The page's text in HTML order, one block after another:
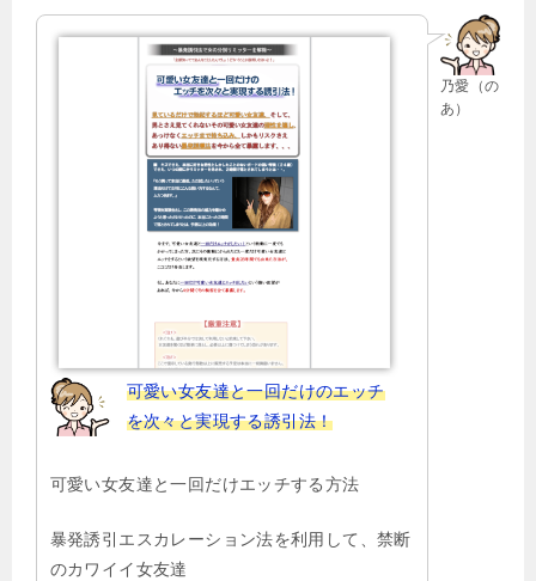
乃愛（の
あ）
可愛い女友達と一回だけのエッチ
を次々と実現する誘引法！
可愛い女友達と一回だけエッチする方法
暴発誘引エスカレーション法を利用して、禁断
のカワイイ女友達